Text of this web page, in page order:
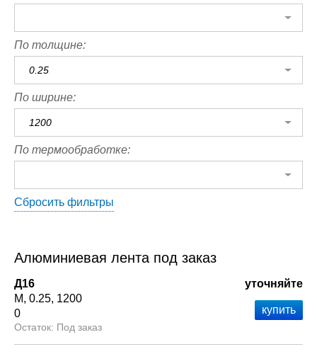
По толщине:
0.25
По ширине:
1200
По термообработке:
Сбросить фильтры
Алюминиевая лента под заказ
Д16
М 0.25 1200
0
Под заказ
уточняйте